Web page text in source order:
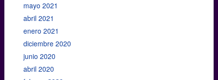
mayo 2021
abril 2021
enero 2021
diciembre 2020
junio 2020
abril 2020